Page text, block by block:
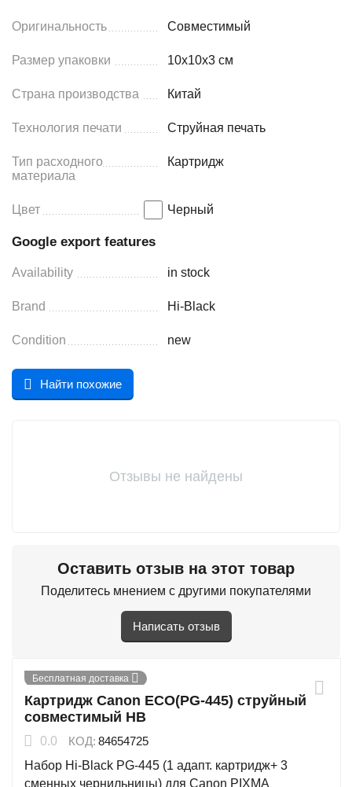
Оригинальность Совместимый
Размер упаковки 10x10x3 см
Страна производства Китай
Технология печати Струйная печать
Тип расходного
материала
Картридж
Цвет Черный
Google export features
Availability in stock
Brand Hi-Black
Condition new
Найти похожие
Отзывы не найдены
Оставить отзыв на этот товар
Поделитесь мнением с другими покупателями
Написать отзыв
Бесплатная доставка
Картридж Canon ECO(PG-445) струйный
совместимый HB
0.0 КОД: 84654725
Набор Hi-Black PG-445 (1 адапт. картридж+ 3
сменных чернильницы) для Canon PIXMA